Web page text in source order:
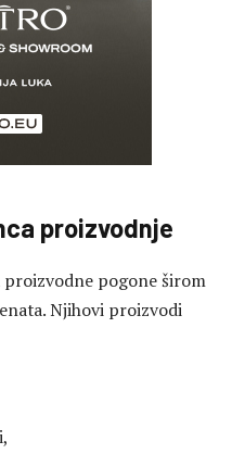
proizvodnje
proizvodne pogone širom
Njihovi proizvodi